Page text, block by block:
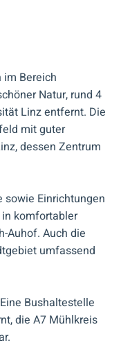
Bereich
Natur, rund 4
Linz entfernt. Die
mit guter
dessen Zentrum
sowie Einrichtungen
komfortabler
Auhof. Auch die
umfassend
Bushaltestelle
die A7 Mühlkreis